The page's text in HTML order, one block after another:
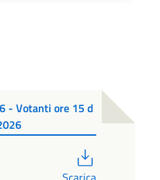
- Votanti ore 15 d